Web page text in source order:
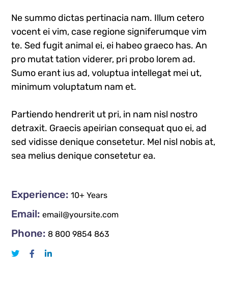
Ne summo dictas pertinacia nam. Illum cetero
vocent ei vim, case regione signiferumque vim
te. Sed fugit animal ei, ei habeo graeco has. An
pro mutat tation viderer, pri probo lorem ad.
Sumo erant ius ad, voluptua intellegat mei ut,
minimum voluptatum nam et.
Partiendo hendrerit ut pri, in nam nisl nostro
detraxit. Graecis apeirian consequat quo ei, ad
sed vidisse denique consetetur. Mel nisl nobis at,
sea melius denique consetetur ea.
Experience: 10+ Years
Email: email@yoursite.com
Phone: 8 800 9854 863